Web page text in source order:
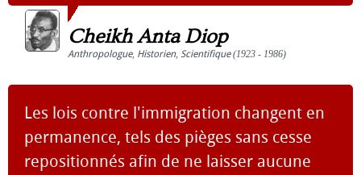
Cheikh Anta Diop
Anthropologue, Historien, Scientifique(1923 - 1986)
Les lois contre l'immigration changent en
permanence, tels des pièges sans cesse
repositionnés afin de ne laisser aucune